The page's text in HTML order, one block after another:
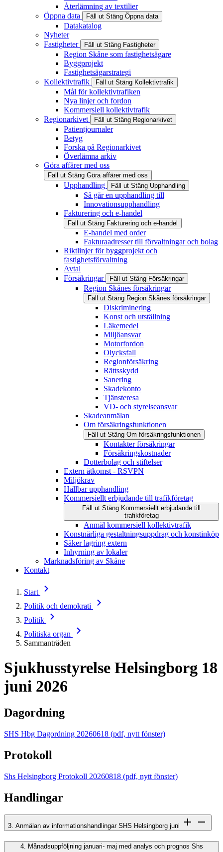
Återlämning av textilier
Öppna data
Fäll ut Stäng Öppna data
Datakatalog
Nyheter
Fastigheter
Fäll ut Stäng Fastigheter
Region Skåne som fastighetsägare
Byggprojekt
Fastighetsägarstrategi
Kollektivtrafik
Fäll ut Stäng Kollektivtrafik
Mål för kollektivtrafiken
Nya linjer och fordon
Kommersiell kollektivtrafik
Regionarkivet
Fäll ut Stäng Regionarkivet
Patientjournaler
Betyg
Forska på Regionarkivet
Överlämna arkiv
Göra affärer med oss
Fäll ut Stäng Göra affärer med oss
Upphandling Fäll ut Stäng Upphandling
Så går en upphandling till
Innovationsupphandling
Fakturering och e-handel
Fäll ut Stäng Fakturering och e-handel
E-handel med order
Fakturaadresser till förvaltningar och bolag
Riktlinjer för byggprojekt och
fastighetsförvaltning
Avtal
Försäkringar
Fäll ut Stäng Försäkringar
Region Skånes försäkringar
Fäll ut Stäng Region Skånes försäkringar
Diskriminering
Konst och utställning
Läkemedel
Miljöansvar
Motorfordon
Olycksfall
Regionförsäkring
Rättsskydd
Sanering
Skadekonto
Tjänsteresa
VD- och styrelseansvar
Skadeanmälan
Om försäkringsfunktionen
Fäll ut Stäng Om försäkringsfunktionen
Kontakter försäkringar
Försäkringskostnader
Dotterbolag och stiftelser
Extern åtkomst - RSVPN
Miljökrav
Hållbar upphandling
Kommersiellt erbjudande till trafikföretag
Fäll ut Stäng Kommersiellt erbjudande till
trafikföretag
Anmäl kommersiell kollektivtrafik
Konstnärliga gestaltningsuppdrag och konstinköp
Säker lagring extern
Inhyrning av lokaler
Marknadsföring av Skåne
Kontakt
Start
Politik och demokrati
Politik
Politiska organ
Sammanträden
Sjukhusstyrelse Helsingborg 18
juni 2026
Dagordning
SHS Hbg Dagordning 20260618 (pdf, nytt fönster)
Protokoll
Shs Helsingborg Protokoll 20260818 (pdf, nytt fönster)
Handlingar
3. Anmälan av informationshandlingar SHS Helsingborg juni
4. Månadsuppföljning januari- maj med analys och prognos Shs